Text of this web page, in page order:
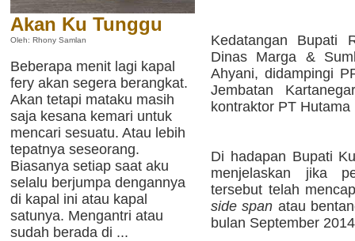
Akan Ku Tunggu
Oleh: Rhony Samlan
Beberapa menit lagi kapal
fery akan segera berangkat.
Akan tetapi mataku masih
saja kesana kemari untuk
mencari sesuatu. Atau lebih
tepatnya seseorang.
Biasanya setiap saat aku
selalu berjumpa dengannya
di kapal ini atau kapal
satunya. Mengantri atau
sudah berada di ...
Kedatangan Bupati
Dinas Marga &
Ahyani, didampingi
Jembatan
kontraktor PT Hutama
Di hadapan Bupati
menjelaskan jika
tersebut telah
side span atau
bulan September